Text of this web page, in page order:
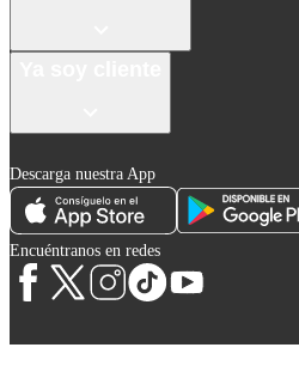
Descarga nuestra App
Encuéntranos en redes